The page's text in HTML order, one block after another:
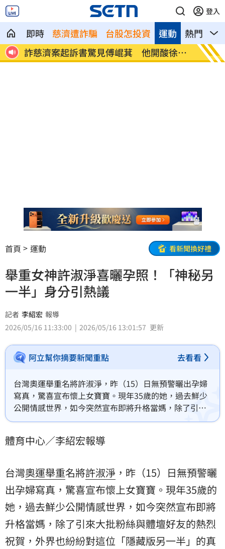
登入
即時 慈濟遭詐騙 台股怎投資 熱門 影
運動
巧
88會館郭哲敏保妻小豪宅！高院:繳2億可
撤
石垣
放
首頁 運動 看新聞換好禮
舉重女神許淑淨喜曬孕照！「神秘另
一半」身分引熱議
記者 李紹宏 報導
2026/05/16 11:33:00
2026/05/16 13:01:57 更新
阿立幫你摘要新聞重點 去看看
台灣奧運舉重名將許淑淨，昨（15）日無預警曬出孕婦
寫真，驚喜宣布懷上女寶寶。現年35歲的她，過去鮮少
公開情感世界，如今突然宣布即將升格當媽，除了引來
大批粉絲與體壇好友的熱烈祝賀，外界也紛紛對這位
各大社群與體壇關注的焦點。
體育中心／李紹宏報導
台灣奧運舉重名將許淑淨 ，昨（15）日無預警曬
出孕婦寫真，驚喜宣布懷上女寶寶。現年35歲的
她，過去鮮少公開情感世界，如今突然宣布即將
升格當媽，除了引來大批粉絲與體壇好友的熱烈
祝賀，外界也紛紛對這位「隱藏版另一半」的真